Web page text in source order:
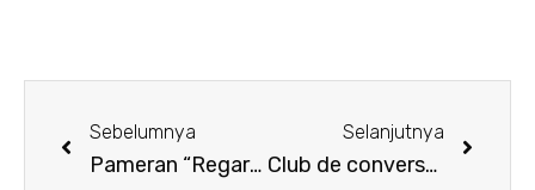
Sebelumnya
Pameran “Regardez ça !”
Selanjutnya
Club de conversation – 12 Oktober 2023